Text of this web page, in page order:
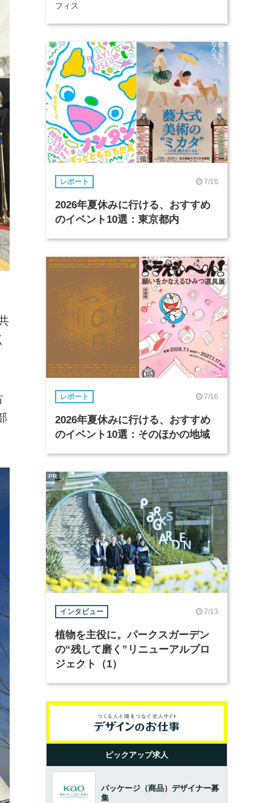
フィス
レポート 7/16
2026年夏休みに行ける、おすすめ
のイベント10選：東京都内
レポート 7/16
2026年夏休みに行ける、おすすめ
のイベント10選：そのほかの地域
インタビュー 7/13
植物を主役に。パークスガーデン
の“残して磨く”リニューアルプロ
ジェクト（1）
PR
ピックアップ求人
パッケージ（商品）デザイナー募
集